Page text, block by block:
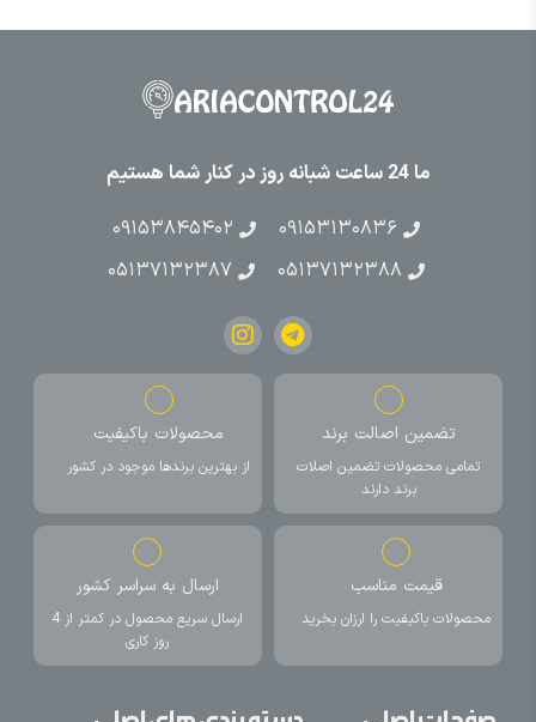
ما 24 ساعت شبانه روز در کنار شما هستیم
۰۹۱۵۳۱۳۰۸۳۶
۰۹۱۵۳۸۴۵۴۰۲
۰۵۱۳۷۱۳۲۳۸۸
۰۵۱۳۷۱۳۲۳۸۷
تضمین اصالت برند
تمامی محصولات تضمین اصلات
برند دارند
محصولات باکیفیت
از بهترین برندها موجود در کشور
قیمت مناسب
محصولات باکیفیت را ارزان بخرید
ارسال به سراسر کشور
ارسال سریع محصول در کمتر از 4
روز کاری